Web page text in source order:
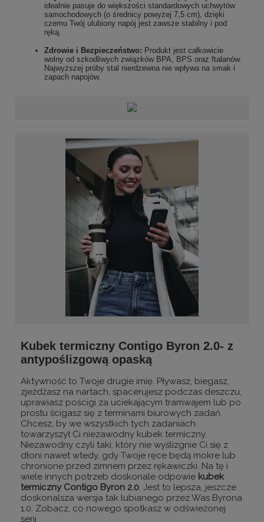
idealnie pasuje do większości standardowych uchwytów
samochodowych (o średnicy powyżej 7,5 cm), dzięki
czemu Twój ulubiony napój jest zawsze stabilny i pod
ręką.
Zdrowie i Bezpieczeństwo: Produkt jest całkowicie
wolny od szkodliwych związków BPA, BPS oraz ftalanów.
Najwyższej próby stal nierdzewna nie wpływa na smak i
zapach napojów.
Kubek termiczny Contigo Byron 2.0- z
antypoślizgową opaską
Aktywność to Twoje drugie imię. Pływasz, biegasz,
zjeżdżasz na nartach, spacerujesz podczas deszczu,
uprawiasz pościgi za uciekającym tramwajem lub po
prostu ścigasz się z terminami biurowych zadań.
Chcesz, by we wszystkich tych zadaniach
towarzyszył Ci niezawodny kubek termiczny.
Niezawodny czyli taki, który nie wyślizgnie Ci się z
dłoni nawet wtedy, gdy Twoje ręce będą mokre lub
chronione przed zimnem przez rękawiczki. Na tę i
wiele innych potrzeb doskonale odpowie kubek
termiczny Contigo Byron 2.0. Jest to lepsza, jeszcze
doskonalsza wersja tak lubianego przez Was Byrona
1.0. Zobacz, co nowego spotkasz w odświeżonej
serii